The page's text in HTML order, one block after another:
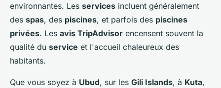
environnantes. Les services incluent généralement
des spas, des piscines, et parfois des piscines
privées. Les avis TripAdvisor encensent souvent la
qualité du service et l'accueil chaleureux des
habitants.
Que vous soyez à Ubud, sur les Gili Islands, à Kuta,